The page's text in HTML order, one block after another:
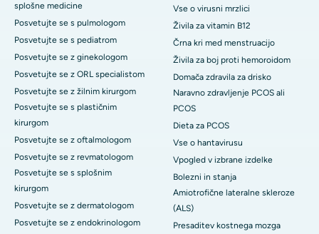
splošne medicine
Posvetujte se s pulmologom
Posvetujte se s pediatrom
Posvetujte se z ginekologom
Posvetujte se z ORL specialistom
Posvetujte se z žilnim kirurgom
Posvetujte se s plastičnim
kirurgom
Posvetujte se z oftalmologom
Posvetujte se z revmatologom
Posvetujte se s splošnim
kirurgom
Posvetujte se z dermatologom
Posvetujte se z endokrinologom
Vse o virusni mrzlici
Živila za vitamin B12
Črna kri med menstruacijo
Živila za boj proti hemoroidom
Domača zdravila za drisko
Naravno zdravljenje PCOS ali
PCOS
Dieta za PCOS
Vse o hantavirusu
Vpogled v izbrane izdelke
Bolezni in stanja
Amiotrofične lateralne skleroze
(ALS)
Presaditev kostnega mozga